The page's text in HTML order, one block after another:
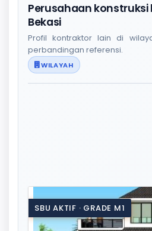
Perusahaan konstruksi
Bekasi
Profil kontraktor lain di
perbandingan referensi.
WILAYAH
SBU AKTIF · GRADE M1